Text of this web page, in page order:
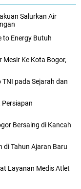
Salurkan Air
to Energy Butuh
Ke Kota Bogor,
pada Sejarah dan
Bersaing di Kancah
di Tahun Ajaran Baru
Layanan Medis Atlet